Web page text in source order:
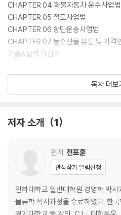
CHAPTER 04 화물자동차 운수사업법
CHAPTER 05 철도사업법
CHAPTER 06 항만운송사업법
CHAPTER 07 농수산물 유통 및 가격
기출&실력 다잡기
[부록]
제 28회 물류관련법규 기출문제
목차 더보
저자 소개 1
편저 전표훈
관심작가 알림신청
인하대학교 일반대학원 경영학 박
물류학 석사과정을 수료하였다. 한